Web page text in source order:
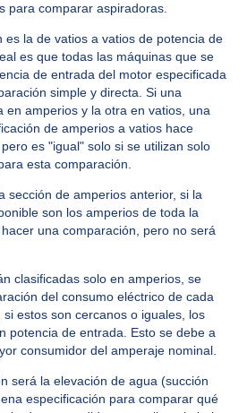
para comparar aspiradoras.
es la de vatios a vatios de potencia de
es que todas las máquinas que se
de entrada del motor especificada
simple y directa. Si una
en amperios y la otra en vatios, una
de amperios a vatios hace
es "igual" solo si se utilizan solo
esta comparación.
sección de amperios anterior, si la
son los amperios de toda la
una comparación, pero no será
clasificadas solo en amperios, se
del consumo eléctrico de cada
estos son cercanos o iguales, los
potencia de entrada. Esto se debe a
consumidor del amperaje nominal.
será la elevación de agua (succión
especificación para comparar qué